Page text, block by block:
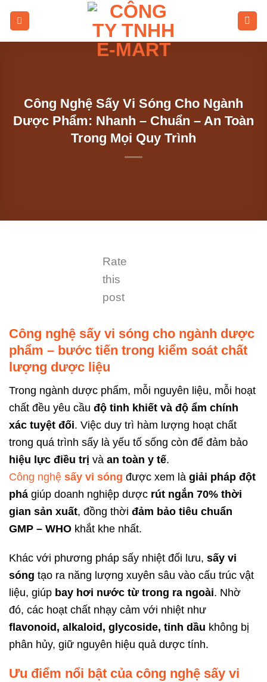
Công Nghệ Sấy Vi Sóng Cho Ngành
Dược Phẩm: Nhanh – Chuẩn – An Toàn
Trong Mọi Quy Trình
Rate
this
post
Công nghệ sấy vi sóng cho ngành dược
phẩm – bước tiến trong kiểm soát chất
lượng dược liệu
Trong ngành dược phẩm, mỗi nguyên liệu, mỗi hoạt
chất đều yêu cầu độ tinh khiết và độ ẩm chính
xác tuyệt đối. Việc duy trì hàm lượng hoạt chất
trong quá trình sấy là yếu tố sống còn để đảm bảo
hiệu lực điều trị và an toàn y tế.
Công nghệ sấy vi sóng được xem là giải pháp đột
phá giúp doanh nghiệp dược rút ngắn 70% thời
gian sản xuất, đồng thời đảm bảo tiêu chuẩn
GMP – WHO khắt khe nhất.
Khác với phương pháp sấy nhiệt đối lưu, sấy vi
sóng tạo ra năng lượng xuyên sâu vào cấu trúc vật
liệu, giúp bay hơi nước từ trong ra ngoài. Nhờ
đó, các hoạt chất nhạy cảm với nhiệt như
flavonoid, alkaloid, glycoside, tinh dầu không bị
phân hủy, giữ nguyên hiệu quả dược tính.
Ưu điểm nổi bật của công nghệ sấy vi